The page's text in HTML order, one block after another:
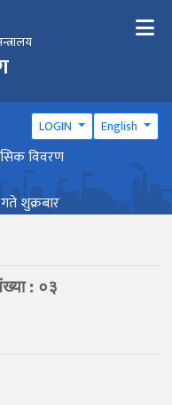
LOGIN English
विवरण
शुक्रबार
: ०३